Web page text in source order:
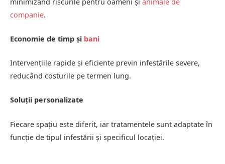
companie.
Economie de timp și bani
Intervențiile rapide și eficiente previn infestările severe,
reducând costurile pe termen lung.
Soluții personalizate
Fiecare spațiu este diferit, iar tratamentele sunt adaptate în
funcție de tipul infestării și specificul locației.